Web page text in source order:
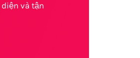
và tận